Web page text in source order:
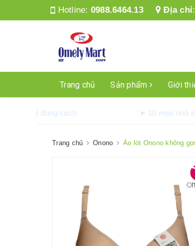
Hotline: 0988.6464.13 Địa chỉ:
Trang chủ Sản phẩm Giới
giặt Denkmit đúng cách ➤ 10
Trang chủ Onono Áo lót Onono không